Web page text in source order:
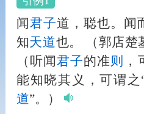
闻君子道，聪也。闻
知天道也。 （郭店楚
（听闻君子的准则
能知晓其义，可谓之
道”。）